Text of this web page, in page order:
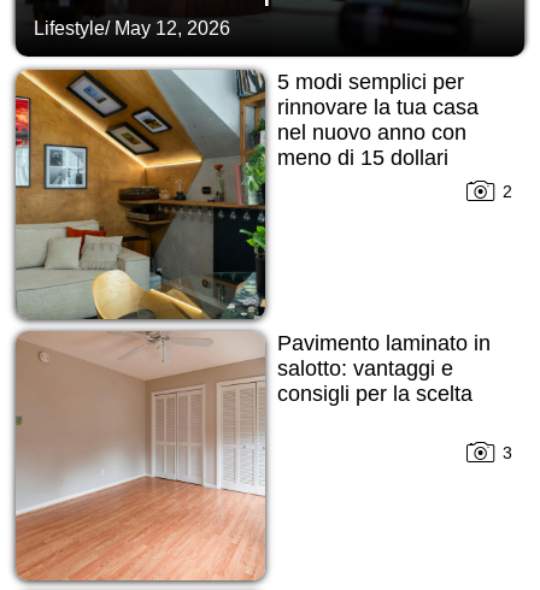
Lifestyle/ May 12, 2026
5 modi semplici per
rinnovare la tua casa
nel nuovo anno con
meno di 15 dollari
2
Pavimento laminato in
salotto: vantaggi e
consigli per la scelta
3